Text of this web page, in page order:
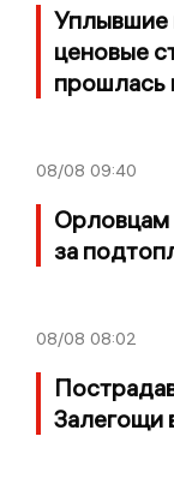
Уплывшие
ценовые
прошлась
08/08 09:40
Орловцам
за
08/08 08:02
Залегощи